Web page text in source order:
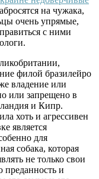
на чужака,
очень упрямые,
с ними
филой бразилейро
владение или
или запрещено в
и Кипр.
хоть и агрессивен
является
для
собака, которая
не только свои
и